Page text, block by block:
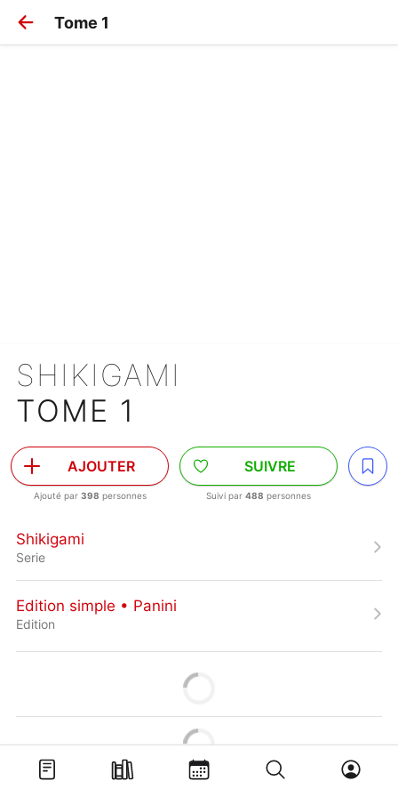
Tome 1
SHIKIGAMI
TOME 1
AJOUTER
Ajouté par 398 personnes
SUIVRE
Suivi par 488 personnes
Shikigami
Serie
Edition simple • Panini
Edition